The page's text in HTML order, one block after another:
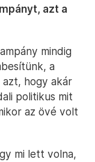
azt a
mindig
a
hogy akár
politikus mit
az övé volt
mi lett volna,